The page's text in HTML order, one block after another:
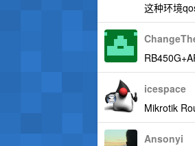
这种环境
icespace
Mikrotik
Ansonyi